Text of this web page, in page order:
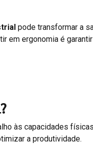
pode transformar a
em ergonomia é
às capacidades
a produtividade.